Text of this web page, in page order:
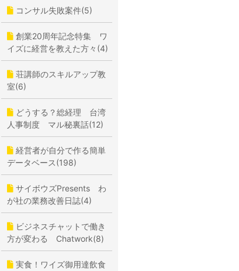
コンサル失敗案件(5)
創業20周年記念特集 ワ
イズに経営を教えた方々(4)
荘講師のスキルアップ教
室(6)
どうする？総経理 台湾
人事制度 マル秘裏話(12)
経営者が自分で作る簡単
データベース(198)
サイボウズPresents わ
が社の業務改善日誌(4)
ビジネスチャットで働き
方が変わる Chatwork(8)
実食！ワイズ御用達飲食